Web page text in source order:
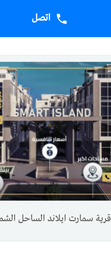
اتصل
قرية سمارت ايلاند الساحل